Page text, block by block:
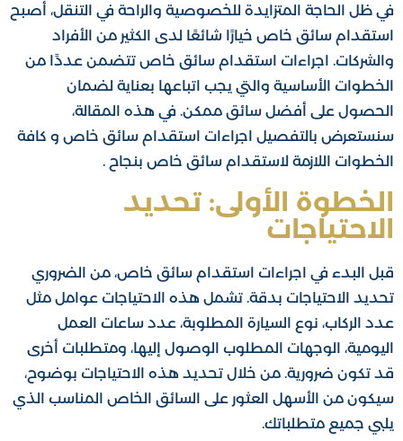
في ظل الحاجة المتزايدة للخصوصية والراحة في التنقل، أصبح
استقدام سائق خاص خيارًا شائعًا لدى الكثير من الأفراد
والشركات. اجراءات استقدام سائق خاص تتضمن عددًا من
الخطوات الأساسية والتي يجب اتباعها بعناية لضمان
الحصول على أفضل سائق ممكن. في هذه المقالة،
سنستعرض بالتفصيل اجراءات استقدام سائق خاص و كافة
الخطوات اللازمة لاستقدام سائق خاص بنجاح .
الخطوة الأولى: تحديد
الاحتياجات
قبل البدء في اجراءات استقدام سائق خاص، من الضروري
تحديد الاحتياجات بدقة. تشمل هذه الاحتياجات عوامل مثل
عدد الركاب، نوع السيارة المطلوبة، عدد ساعات العمل
اليومية، الوجهات المطلوب الوصول إليها، ومتطلبات أخرى
قد تكون ضرورية. من خلال تحديد هذه الاحتياجات بوضوح،
سيكون من الأسهل العثور على السائق الخاص المناسب الذي
يلبي جميع متطلباتك.